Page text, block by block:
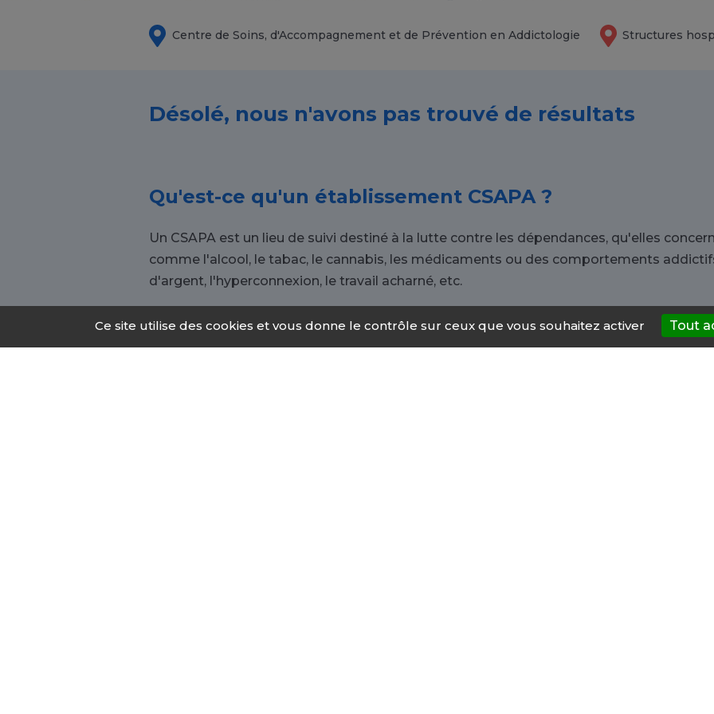
Centre de Soins, d'Accompagnement et de Prévention en Addictologie Structures
Désolé, nous n'avons pas trouvé de résultats
Qu'est-ce qu'un établissement CSAPA ?
Un CSAPA est un lieu de suivi destiné à la lutte contre les dépendances, qu'elles
comme l'alcool, le tabac, le cannabis, les médicaments ou des comportements
d'argent, l'hyperconnexion, le travail acharné, etc.
Pourquoi se rendre dans un CSAPA à Saint-Sauveur-
Ce site utilise des cookies et vous donne le contrôle sur ceux que vous souhaitez activer Tout